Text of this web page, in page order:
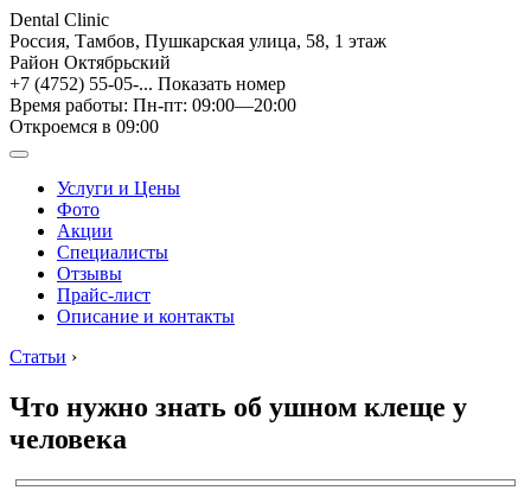
Dental Clinic
Россия, Тамбов, Пушкарская улица, 58, 1 этаж
Район Октябрьский
+7 (4752) 55-05-... Показать номер
Время работы: Пн-пт: 09:00—20:00
Откроемся в 09:00
Услуги и Цены
Фото
Акции
Специалисты
Отзывы
Прайс-лист
Описание и контакты
Статьи ›
Что нужно знать об ушном клеще у
человека